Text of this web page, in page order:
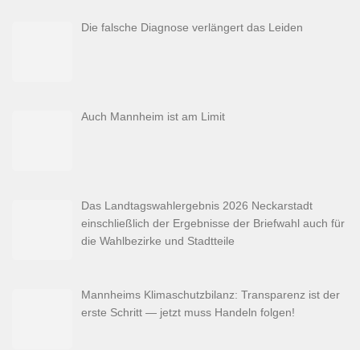
Die falsche Diagnose verlängert das Leiden
Auch Mannheim ist am Limit
Das Landtagswahlergebnis 2026 Neckarstadt
einschließlich der Ergebnisse der Briefwahl auch für
die Wahlbezirke und Stadtteile
Mannheims Klimaschutzbilanz: Transparenz ist der
erste Schritt — jetzt muss Handeln folgen!